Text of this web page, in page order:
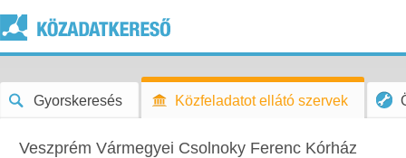
Gyorskeresés Közfeladatot ellátó szervek
Veszprém Vármegyei Csolnoky Ferenc Kórház